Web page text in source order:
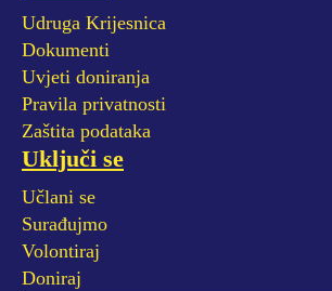
Udruga Krijesnica
Dokumenti
Uvjeti doniranja
Pravila privatnosti
Zaštita podataka
Uključi se
Učlani se
Surađujmo
Volontiraj
Doniraj